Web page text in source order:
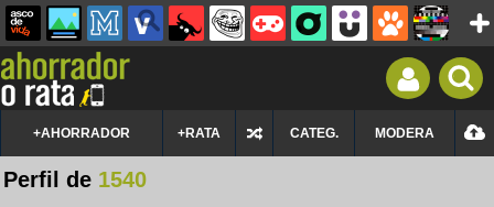
+AHORRADOR +RATA CATEG. MODERA
Perfil de 1540